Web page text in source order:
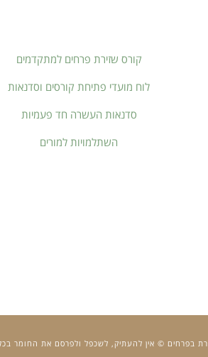
קורס שזירת פרחים למתקדמים
לוח מועדי פתיחת קורסים וסדנאות
סדנאות העשרה חד פעמיות
השתלמויות למורים
בפרחים © אין להעתיק, לשכפל ולפרסם את החומר